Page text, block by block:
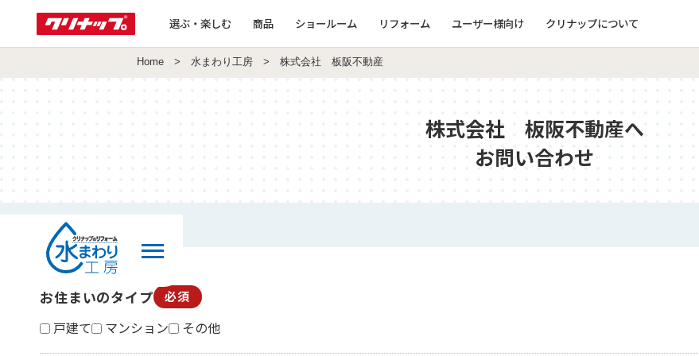
選ぶ・楽しむ 商品 ショールーム リフォーム ユーザー様向け クリナップについて
Home > 水まわり工房 > 株式会社 板阪不動産
株式会社 板阪不動産へ
お問い合わせ
お住まいのタイプ 必須
戸建て マンション その他